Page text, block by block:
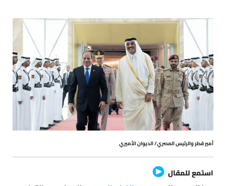
أمير قطر والرئيس المصري/ الديوان الأميري
استمع للمقال